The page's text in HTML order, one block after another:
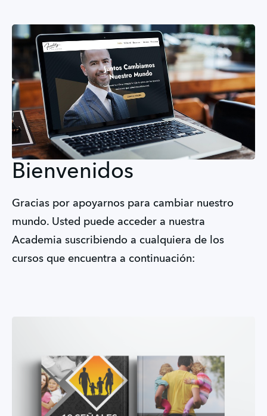
Bienvenidos
Gracias por apoyarnos para cambiar nuestro
mundo. Usted puede acceder a nuestra
Academia suscribiendo a cualquiera de los
cursos que encuentra a continuación: